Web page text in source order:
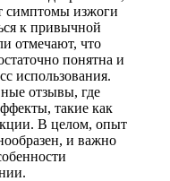
симптомы изжоги
к привычной
отмечают, что
понятна и
использования.
отзывы, где
такие как
В целом, опыт
и важно